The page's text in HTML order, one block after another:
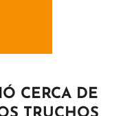
CERCA DE